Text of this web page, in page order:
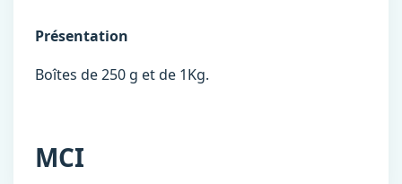
Présentation
Boîtes de 250 g et de 1Kg.
MCI